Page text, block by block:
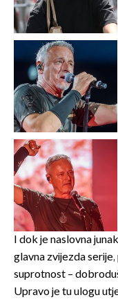
I dok je naslovna
glavna zvijezda
suprotnost –
Upravo je tu ulogu